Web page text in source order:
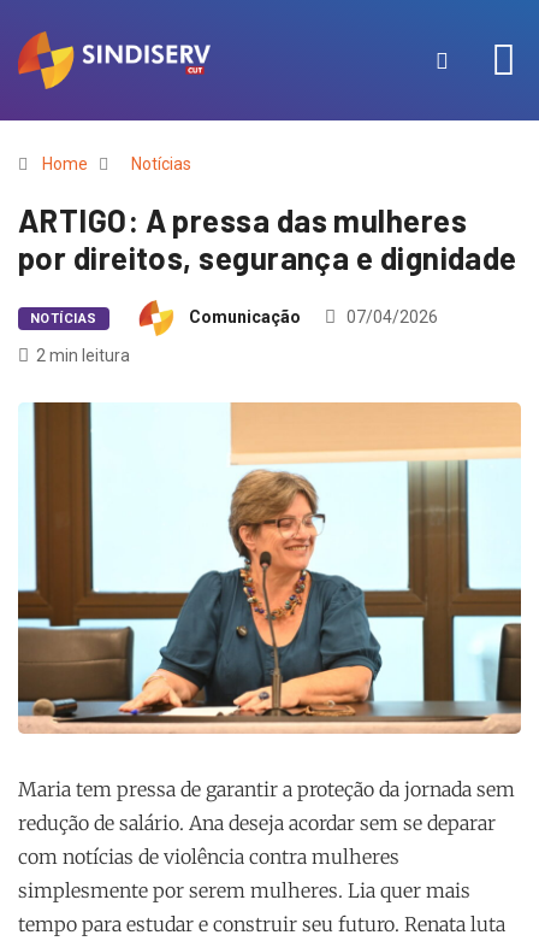
Home Notícias
ARTIGO: A pressa das mulheres
por direitos, segurança e dignidade
NOTÍCIAS Comunicação
07/04/2026
2 min leitura
Maria tem pressa de garantir a proteção da jornada sem
redução de salário. Ana deseja acordar sem se deparar
com notícias de violência contra mulheres
simplesmente por serem mulheres. Lia quer mais
tempo para estudar e construir seu futuro. Renata luta